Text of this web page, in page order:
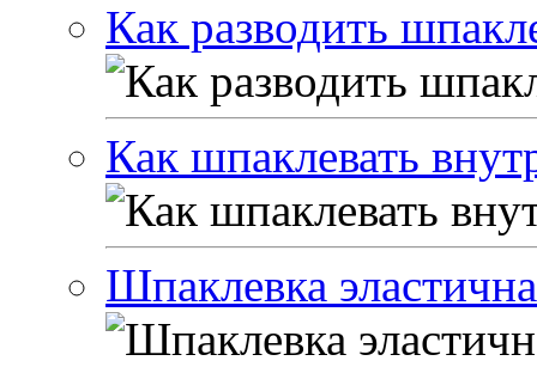
Как разводить
Как шпаклевать
Шпаклевка